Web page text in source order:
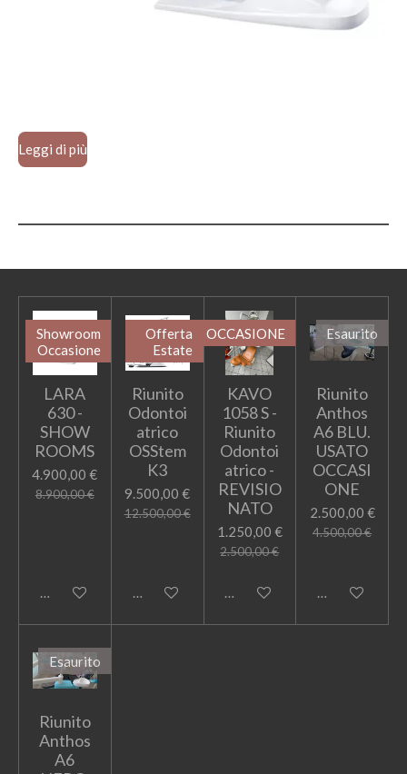
Leggi di più
Showroom
Occasione
LARA
630 -
SHOW
ROOMS
4.900,00 €
8.900,00 €
Aggiungi al carrello
Offerta
Estate
Riunito
Odontoi
atrico
OSStem
K3
9.500,00 €
12.500,00 €
Guarda i dettagli
OCCASIONE
KAVO
1058 S -
Riunito
Odontoi
atrico -
REVISIO
NATO
1.250,00 €
2.500,00 €
Avvisami quando disponibile
Esaurito
Riunito
Anthos
A6 BLU.
USATO
OCCASI
ONE
2.500,00 €
4.500,00 €
Avvisami
Esaurito
Riunito
Anthos
A6